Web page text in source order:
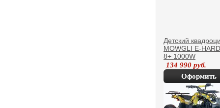
Детский
MOWGLI E-
8+ 1000W
роспитспорт
134 990 руб.
Оформить
покупку